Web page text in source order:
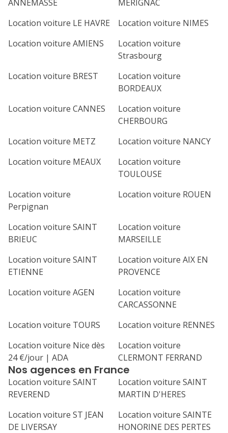
ANNEMASSE
MERIGNAC
Location voiture LE HAVRE
Location voiture NIMES
Location voiture AMIENS
Location voiture
Strasbourg
Location voiture BREST
Location voiture
BORDEAUX
Location voiture CANNES
Location voiture
CHERBOURG
Location voiture METZ
Location voiture NANCY
Location voiture MEAUX
Location voiture
TOULOUSE
Location voiture
Perpignan
Location voiture ROUEN
Location voiture SAINT
BRIEUC
Location voiture
MARSEILLE
Location voiture SAINT
ETIENNE
Location voiture AIX EN
PROVENCE
Location voiture AGEN
Location voiture
CARCASSONNE
Location voiture TOURS
Location voiture RENNES
Location voiture Nice dès
24 €/jour | ADA
Location voiture
CLERMONT FERRAND
Nos agences en France
Location voiture SAINT
REVEREND
Location voiture SAINT
MARTIN D'HERES
Location voiture ST JEAN
DE LIVERSAY
Location voiture SAINTE
HONORINE DES PERTES